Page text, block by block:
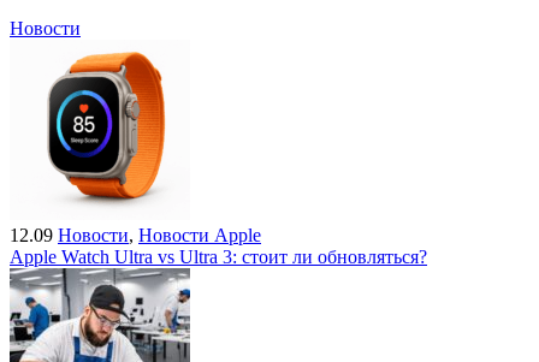
Новости
12.09 Новости, Новости Apple
Apple Watch Ultra vs Ultra 3: стоит ли обновляться?